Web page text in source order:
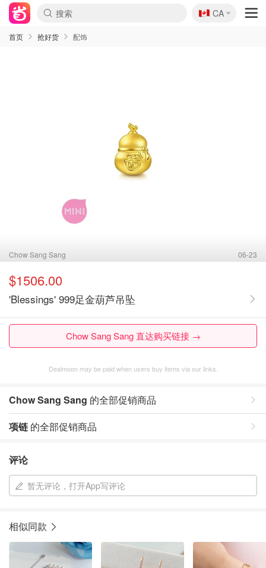
🇨🇦
CA
首页 抢好货 配饰
Chow Sang Sang 06-23
$1506.00
'Blessings' 999足金葫芦吊坠
Chow Sang Sang 直达购买链接 →
Dealmoon may be paid when users buy items via our links.
Chow Sang Sang 的全部促销商品
项链 的全部促销商品
评论
暂无评论，打开App写评论
相似同款